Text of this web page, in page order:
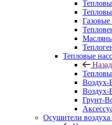
Газовые
Тепловые
Назад
Воздух-
Воздух-
Грунт-
Осушители воздуха